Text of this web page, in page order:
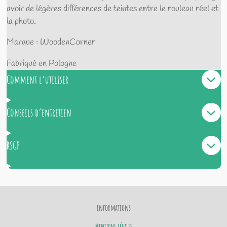
avoir de légères différences de teintes entre le rouleau réel et
la photo.
Marque : WoodenCorner
Fabriqué en Pologne
Comment l’utiliser
Conseils d’entretien
RSGP
informations